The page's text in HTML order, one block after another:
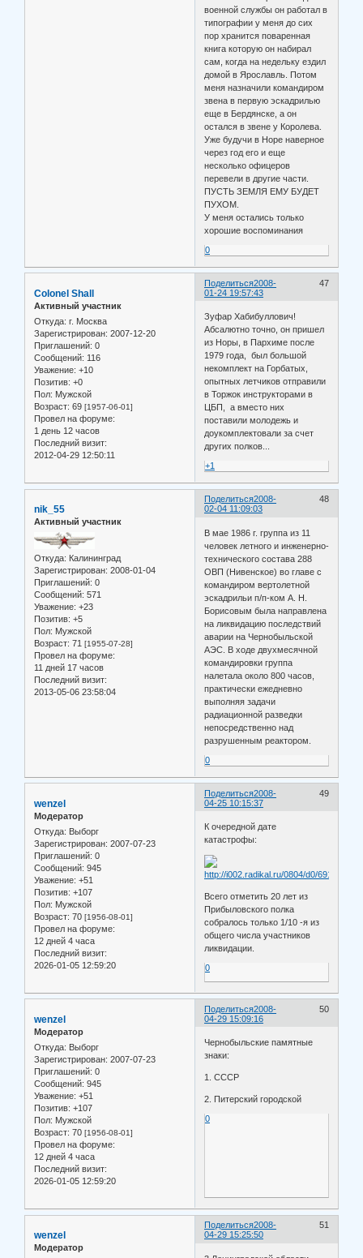
военной службы он работал в
типографии у меня до сих
пор хранится поваренная
книга которую он набирал
сам, когда на недельку ездил
домой в Ярославль. Потом
меня назначили командиром
звена в первую эскадрилью
еще в Бердянске, а он
остался в звене у Королева.
Уже будучи в Норе наверное
через год его и еще
несколько офицеров
перевели в другие части.
ПУСТЬ ЗЕМЛЯ ЕМУ БУДЕТ
ПУХОМ.
У меня остались только
хорошие воспоминания
0
Поделиться 47
2008-
01-24 19:57:43
Colonel Shall
Активный участник
Откуда: г. Москва
Зарегистрирован: 2007-12-20
Приглашений: 0
Сообщений: 116
Уважение: +10
Позитив: +0
Пол: Мужской
Возраст: 69 [1957-06-01]
Провел на форуме:
1 день 12 часов
Последний визит:
2012-04-29 12:50:11
Зуфар Хабибуллович!
Абсалютно точно, он пришел
из Норы, в Пархиме после
1979 года, был большой
некомплект на Горбатых,
опытных летчиков отправили
в Торжок инструкторами в
ЦБП, а вместо них
поставили молодежь и
доукомплектовали за счет
других полков...
+1
Поделиться 48
2008-
02-04 11:09:03
nik_55
Активный участник
Откуда: Калининград
Зарегистрирован: 2008-01-04
Приглашений: 0
Сообщений: 571
Уважение: +23
Позитив: +5
Пол: Мужской
Возраст: 71 [1955-07-28]
Провел на форуме:
11 дней 17 часов
Последний визит:
2013-05-06 23:58:04
В мае 1986 г. группа из 11
человек летного и инженерно-
технического состава 288
ОВП (Нивенское) во главе с
командиром вертолетной
эскадрильи п/п-ком А. Н.
Борисовым была направлена
на ликвидацию последствий
аварии на Чернобыльской
АЭС. В ходе двухмесячной
командировки группа
налетала около 800 часов,
практически ежедневно
выполняя задачи
радиационной разведки
непосредственно над
разрушенным реактором.
0
Поделиться 49
2008-
04-25 10:15:37
wenzel
Модератор
Откуда: Выборг
Зарегистрирован: 2007-07-23
Приглашений: 0
Сообщений: 945
Уважение: +51
Позитив: +107
Пол: Мужской
Возраст: 70 [1956-08-01]
Провел на форуме:
12 дней 4 часа
Последний визит:
2026-01-05 12:59:20
К очередной дате
катастрофы:
Всего отметить 20 лет из
Прибыловского полка
собралось только 1/10 -я из
общего числа участников
ликвидации.
0
Поделиться 50
2008-
04-29 15:09:16
wenzel
Модератор
Откуда: Выборг
Зарегистрирован: 2007-07-23
Приглашений: 0
Сообщений: 945
Уважение: +51
Позитив: +107
Пол: Мужской
Возраст: 70 [1956-08-01]
Провел на форуме:
12 дней 4 часа
Последний визит:
2026-01-05 12:59:20
Чернобыльские памятные
знаки:
1. СССР
2. Питерский городской
0
Поделиться 51
2008-
04-29 15:25:50
wenzel
Модератор